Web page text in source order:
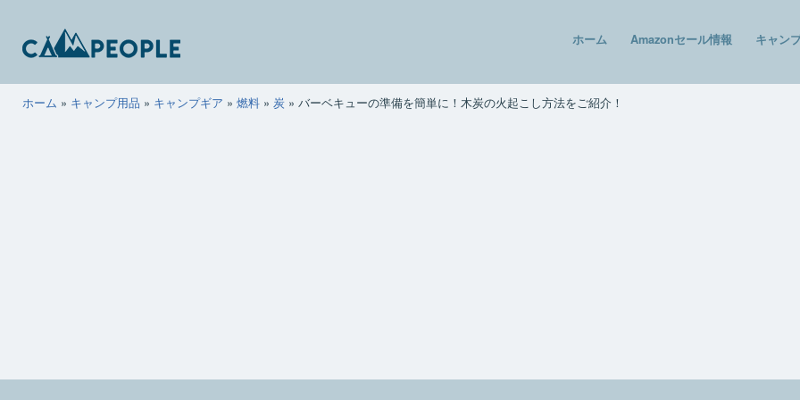
ン
キ
ホーム Amazonセール情報 キャン
ホーム » キャンプ用品 » キャンプギア » 燃料 » 炭 » バーベキューの準備を簡単に！木炭の火起こし方法をご紹介！